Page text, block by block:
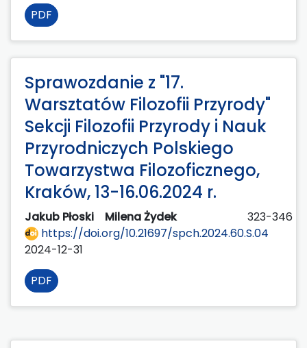
PDF
Sprawozdanie z "17.
Warsztatów Filozofii Przyrody"
Sekcji Filozofii Przyrody i Nauk
Przyrodniczych Polskiego
Towarzystwa Filozoficznego,
Kraków, 13-16.06.2024 r.
Jakub Płoski Milena Żydek
323-346
https://doi.org/10.21697/spch.2024.60.S.04
2024-12-31
PDF